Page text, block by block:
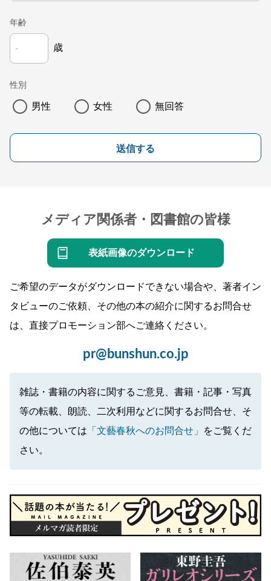
年齢
歳
性別
男性 女性 無回答
送信する
メディア関係者・図書館の皆様
表紙画像のダウンロード
ご希望のデータがダウンロードできない場合や、著者イン
タビューのご依頼、その他の本の紹介に関するお問合せ
は、直接プロモーション部へご連絡ください。
pr@bunshun.co.jp
雑誌・書籍の内容に関するご意見、書籍・記事・写真
等の転載、朗読、二次利用などに関するお問合せ、そ
の他については 「文藝春秋へのお問合せ」
をご覧くだ
さい。